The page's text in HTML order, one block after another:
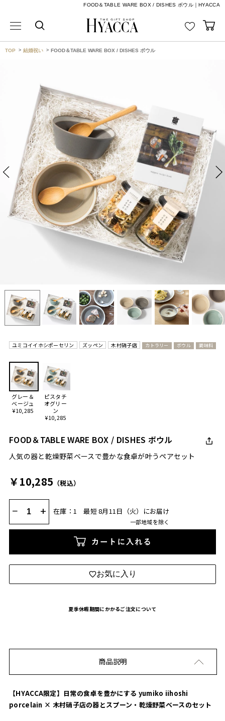
FOOD＆TABLE WARE BOX / DISHES ボウル｜HYACCA
TOP 結婚祝い FOOD＆TABLE WARE BOX / DISHES ボウル
ユミコイイホシポーセリン ズッペン 木村硝子店 カトラリー ボウル 調味料
グレー＆
ベージュ
¥10,285
ピスタチ
オグリー
ン
¥10,285
FOOD＆TABLE WARE BOX / DISHES ボウル
人気の器と乾燥野菜ベースで豊かな食卓が叶うペアセット
￥10,285 （税込）
− + 在庫：1 最短 8月11日（火）にお届け
一部地域を除く
カートに入れる
お気に入り
夏季休暇期間にかかるご注文について
商品説明
【HYACCA限定】日常の食卓を豊かにする yumiko iihoshi
porcelain × 木村硝子店の器とスプーン・乾燥野菜ベースのセット